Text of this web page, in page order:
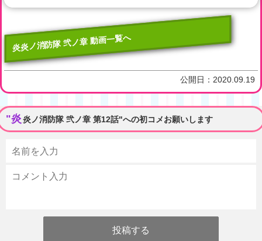
炎炎ノ消防隊 弐ノ章 動画一覧へ
公開日： 2020.09.19
"炎炎ノ消防隊 弐ノ章 第12話"への初コメお願いします